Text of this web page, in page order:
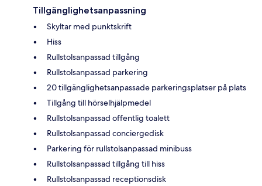
Tillgänglighetsanpassning
Skyltar med punktskrift
Hiss
Rullstolsanpassad tillgång
Rullstolsanpassad parkering
20 tillgänglighetsanpassade parkeringsplatser på plats
Tillgång till hörselhjälpmedel
Rullstolsanpassad offentlig toalett
Rullstolsanpassad conciergedisk
Parkering för rullstolsanpassad minibuss
Rullstolsanpassad tillgång till hiss
Rullstolsanpassad receptionsdisk